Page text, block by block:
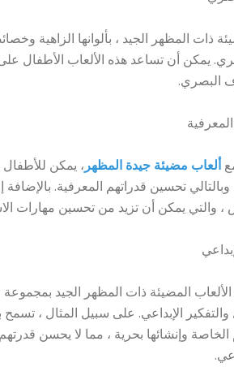
ذات المظهر الجيد ، بألوانها الزاهية
يمكن أن تساعد هذه الألعاب الأطفال
البصري.
ألعاب مضيئة جيدة المظهر ، يمكن
تحسين قدراتهم المعرفية.
والتي يمكن أن تزيد من تحسين مهارات
المضيئة ذات المظهر الجيد
الإبداعي. على سبيل المثال ،
الخاصة وإنشائها بحرية ، مما لا يحسن